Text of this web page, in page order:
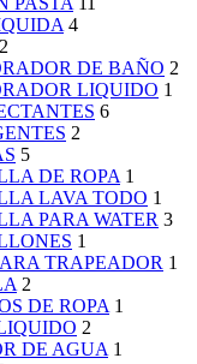
4
2
DE BAÑO 2
LIQUIDO 1
6
2
5
DE ROPA 1
LAVA TODO 1
PARA WATER 3
1
TRAPEADOR 1
2
DE ROPA 1
2
DE AGUA 1